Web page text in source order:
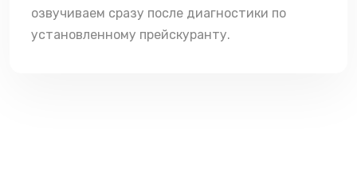
озвучиваем сразу после диагностики по
установленному прейскуранту.